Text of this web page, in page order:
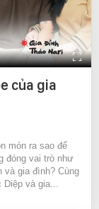
của gia
món ra sao để
đóng vai trò như
và gia đình? Cùng
Diệp và gia...